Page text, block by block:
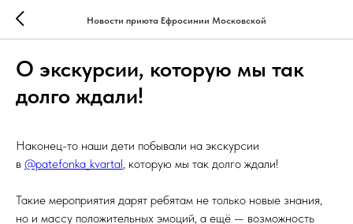
Новости приюта Ефросинии Московской
О экскурсии, которую мы так
долго ждали!
Наконец-то наши дети побывали на экскурсии
в @patefonka_kvartal, которую мы так долго ждали!
Такие мероприятия дарят ребятам не только новые знания,
но и массу положительных эмоций, а ещё — возможность